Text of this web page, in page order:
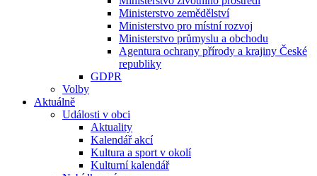
Ministerstvo zemědělství
Ministerstvo pro místní rozvoj
Ministerstvo průmyslu a obchodu
Agentura ochrany přírody a krajiny České
republiky
GDPR
Volby
Aktuálně
Události v obci
Aktuality
Kalendář akcí
Kultura a sport v okolí
Kulturní kalendář